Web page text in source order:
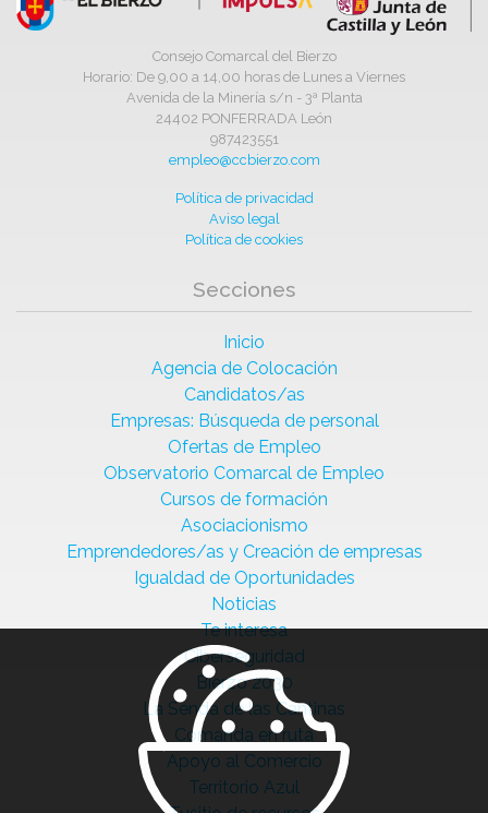
Consejo Comarcal del Bierzo
Horario: De 9,00 a 14,00 horas de Lunes a Viernes
Avenida de la Minería s/n - 3ª Planta
24402 PONFERRADA León
987423551
empleo@ccbierzo.com
Política de privacidad
Aviso legal
Política de cookies
Secciones
Inicio
Agencia de Colocación
Candidatos/as
Empresas: Búsqueda de personal
Ofertas de Empleo
Observatorio Comarcal de Empleo
Cursos de formación
Asociacionismo
Emprendedores/as y Creación de empresas
Igualdad de Oportunidades
Noticias
Te interesa
Ciberseguridad
Bierzo 2030
La Senda de las Cantinas
Comanda en ruta
Apoyo al Comercio
Territorio Azul